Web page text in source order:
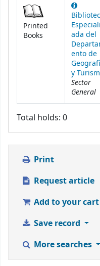
Printed
Books
ada del
ento de
y
Sector
General
Total holds: 0
Print
Request article
Add to your cart
Save record
More searches